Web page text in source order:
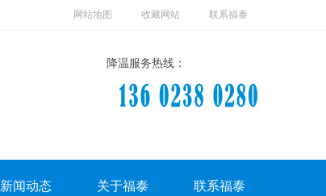
网站地图 收藏网站 联系福泰
降温服务热线：
新闻动态 关于福泰 联系福泰